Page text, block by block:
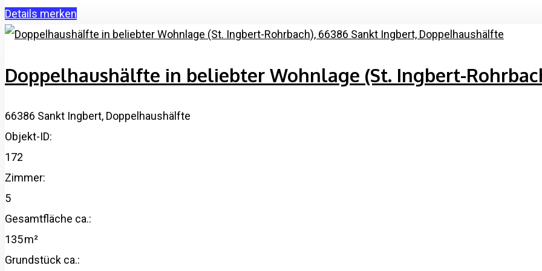
Details merken
Doppelhaushälfte in beliebter Wohnlage (St. Ingbert-
66386 Sankt Ingbert, Doppelhaushälfte
Objekt-ID:
172
Zimmer:
5
Gesamtfläche ca.:
135 m²
Grund­stück ca.: